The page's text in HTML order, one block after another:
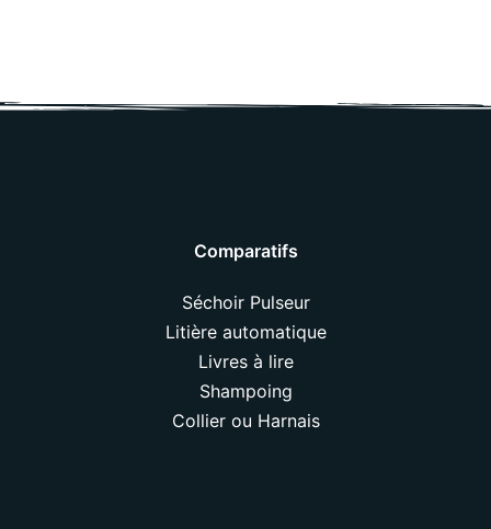
Comparatifs
Séchoir Pulseur
Litière automatique
Livres à lire
Shampoing
Collier ou Harnais